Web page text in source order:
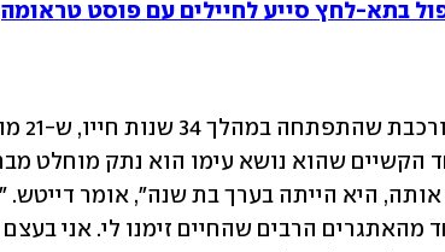
בתא-לחץ סייע לחיילים עם פוסט טראומה